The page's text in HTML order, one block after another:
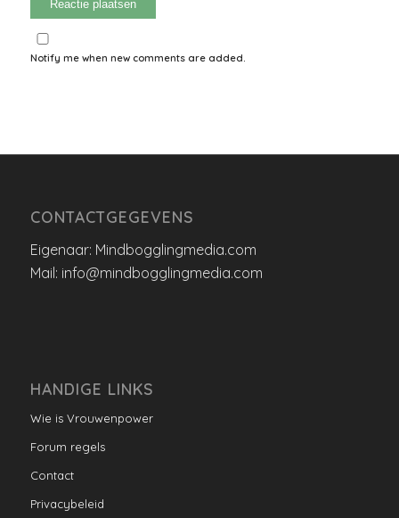
Notify me when new comments are added.
CONTACTGEGEVENS
Eigenaar: Mindbogglingmedia.com
Mail: info@mindbogglingmedia.com
HANDIGE LINKS
Wie is Vrouwenpower
Forum regels
Contact
Privacybeleid